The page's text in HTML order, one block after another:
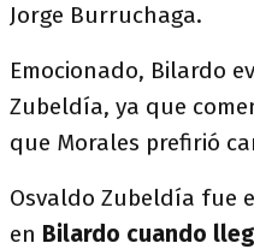
Jorge Burruchaga.
Emocionado, Bilardo
Zubeldía, ya que
que Morales prefirió
Osvaldo Zubeldía fue
en Bilardo cuando